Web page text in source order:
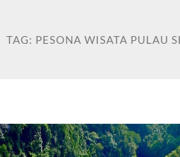
TAG: PESONA WISATA PULAU